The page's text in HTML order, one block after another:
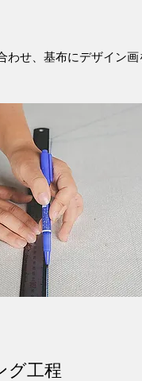
わせ、基布にデザイン画
グ工程